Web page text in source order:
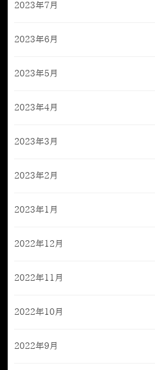
2023年7月
2023年6月
2023年5月
2023年4月
2023年3月
2023年2月
2023年1月
2022年12月
2022年11月
2022年10月
2022年9月